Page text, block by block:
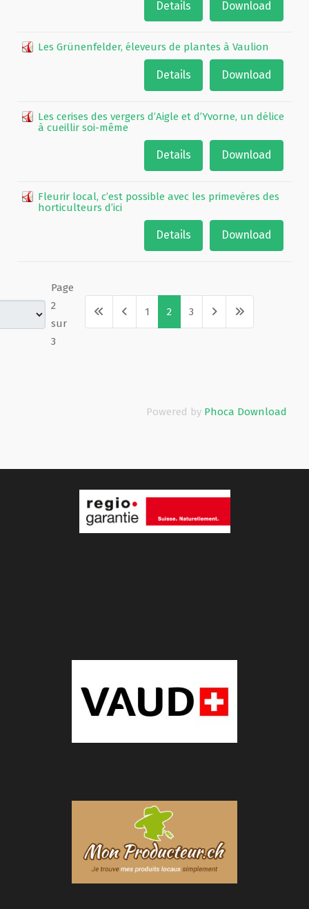
Download
Details
Les Grünenfelder, éleveurs de plantes à Vaulion
Download
Details
Les cerises des vergers d’Aigle et d’Yvorne, un délice
à cueillir soi-même
Download
Details
Fleurir local, c’est possible avec les primevères des
horticulteurs d’ici
Download
Details
Page
2
sur
3
1 2 3
Powered by Phoca Download